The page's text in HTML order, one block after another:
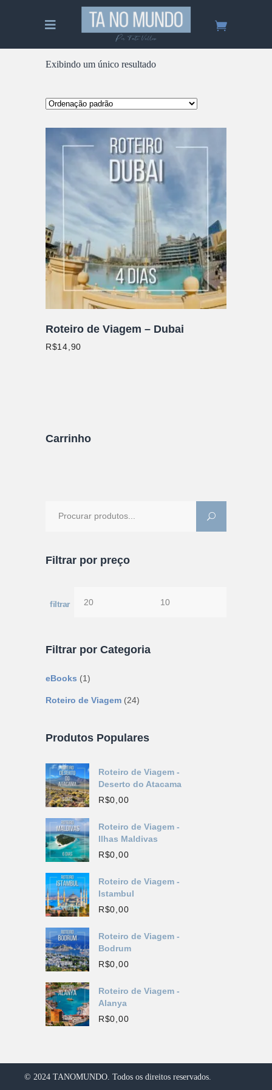
Exibindo um único resultado
ADICIONAR AO CARRINHO
Roteiro de Viagem – Dubai
R$14,90
Carrinho
Filtrar por preço
filtrar
Filtrar por Categoria
eBooks (1)
Roteiro de Viagem (24)
Produtos Populares
Roteiro de Viagem -
Deserto do Atacama
R$0,00
Roteiro de Viagem -
Ilhas Maldivas
R$0,00
Roteiro de Viagem -
Istambul
R$0,00
Roteiro de Viagem -
Bodrum
R$0,00
Roteiro de Viagem -
Alanya
R$0,00
© 2024 TANOMUNDO. Todos os direitos reservados.